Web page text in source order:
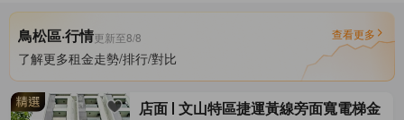
鳥松區·行情更新至8/8 查看更多
了解更多租金走勢/排行/對比
店面
文山特區捷運黃線旁面寬電梯金